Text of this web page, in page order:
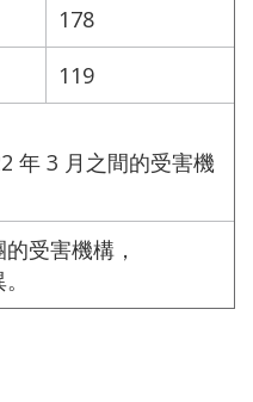
178
119
年 3 月之間的受害機
受害機構，